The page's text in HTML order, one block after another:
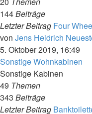
144Beiträge
Letzter Beitrag Four
von Jens Heidrich
5. Oktober 2019, 16:49
Sonstige Wohnkabinen
Sonstige Kabinen
49 Themen
343 Beiträge
Letzter Beitrag